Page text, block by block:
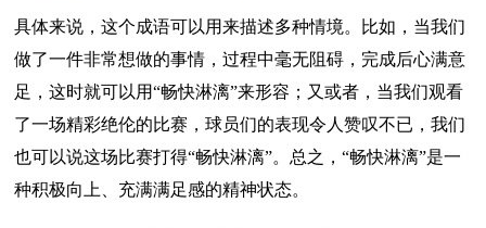
具体来说，这个成语可以用来描述多种情境。比如，当我们
做了一件非常想做的事情，过程中毫无阻碍，完成后心满意
足，这时就可以用“畅快淋漓”来形容；又或者，当我们观看
了一场精彩绝伦的比赛，球员们的表现令人赞叹不已，我们
也可以说这场比赛打得“畅快淋漓”。总之，“畅快淋漓”是一
种积极向上、充满满足感的精神状态。